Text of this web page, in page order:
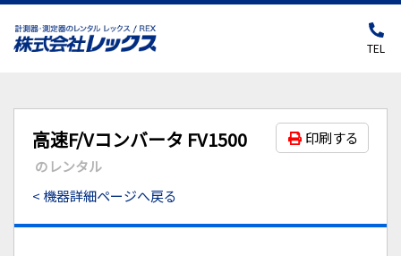
TEL
高速F/Vコンバータ FV1500
のレンタル
印刷する
< 機器詳細ページへ戻る